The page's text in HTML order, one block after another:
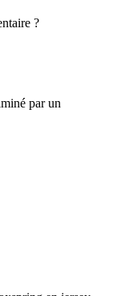
?
par un